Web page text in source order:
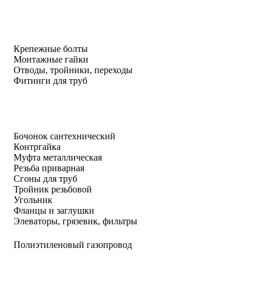
Крепежные болты
Монтажные гайки
Отводы, тройники, переходы
Фитинги для труб
Бочонок сантехнический
Контргайка
Муфта металлическая
Резьба приварная
Сгоны для труб
Тройник резьбовой
Угольник
Фланцы и заглушки
Элеваторы, грязевик, фильтры
Полиэтиленовый газопровод